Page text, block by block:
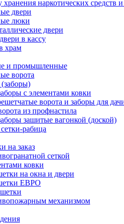
хранения наркотических
двери
люки
двери
в кассу
храм
и промышленные
ворота
с элементами ковки
ворота и заборы для
из профнастила
зашитые вагонкой (доской)
рабица
на заказ
сеткой
ковки
на окна и двери
ЕВРО
механизмом